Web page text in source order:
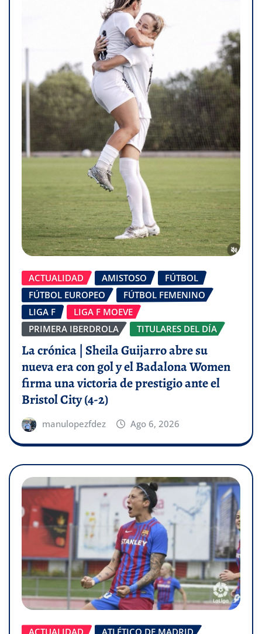
ACTUALIDAD AMISTOSO
FÚTBOL
FÚTBOL EUROPEO
FÚTBOL FEMENINO
LIGA F
LIGA F MOEVE
PRIMERA IBERDROLA
TITULARES DEL DÍA
La crónica | Sheila Guijarro abre su
nueva era con gol y el Badalona Women
firma una victoria de prestigio ante el
Bristol City (4-2)
manulopezfdez Ago 6, 2026